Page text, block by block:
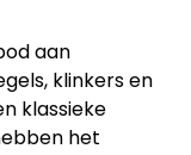
aan
klinkers en
klassieke
het